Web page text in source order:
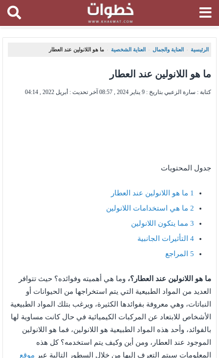
الرئيسية ، العناية والجمال ، العناية الشخصية ، ما هو اللانولين عند العطار
ما هو اللانولين عند العطار
كتابة : سارة الزعبي بتاريخ : 9 يناير 2024 , 08:57 آخر تحديث : أبريل 2022 , 04:14
جدول المحتويات
1 ما هو اللانولين عند العطار
2 ما هي استخدامات اللانولين
3 مما يتكون اللانولين
4 التأثيرات الجانبية
5 المراجع
ما هو اللانولين عند العطار؟، وما هي أهميته وفوائده؟ حيث تتوافر
العديد من المواد الطبيعية التي يتم استخراجها من الحيوانات أو
النباتات، وهي معروفة بفوائدها الكثيرة، ويرغب بتلك المواد الطبيعية
الأشخاص للابتعاد عن المركبات الكيميائية في حال كانت مساوية لها
بالفوائد، وأحد هذه المواد الطبيعية هو اللانولين، فما هو اللانولين
الموجود عند العطار، ومن أين وكيف يتم استخدمه؟ كل هذه
المعلومات سيتم التعرف إليها من خلال السطور التالية عبر موقع